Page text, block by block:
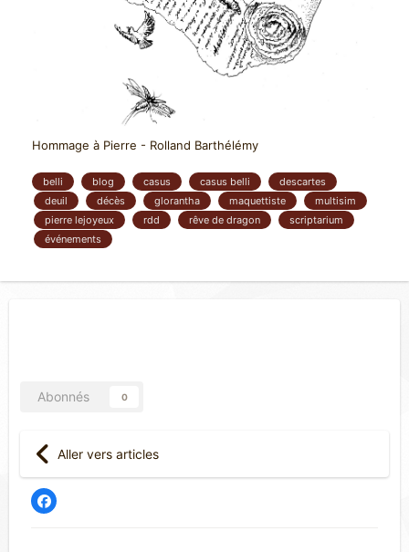
Hommage à Pierre - Rolland Barthélémy
belli blog casus casus belli
descartes
deuil
décès glorantha maquettiste
multisim
pierre lejoyeux
rdd rêve de dragon
scriptarium
événements
Abonnés 0
Aller vers articles